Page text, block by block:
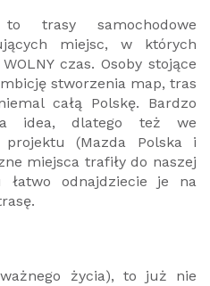
trasy samochodowe
miejsc, w których
czas. Osoby stojące
stworzenia map, tras
całą Polskę. Bardzo
idea, dlatego też we
(Mazda Polska i
miejsca trafiły do naszej
łatwo odnajdziecie je na
życia), to już nie